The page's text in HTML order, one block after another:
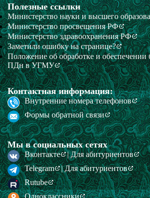
Полезные ссылки
Министерство науки и высшего
Министерство просвещения РФ
Министерство здравоохранения РФ
Заметили ошибку на странице?
Положение об обработке и обеспечении
ПДн в УГМУ
Контактная информация:
Внутренние номера телефонов
Формы обратной связи
Мы в социальных сетях
Вконтакте
| Для абитуриентов
Telegram
| Для абитуриентов
Rutube
Одноклассники